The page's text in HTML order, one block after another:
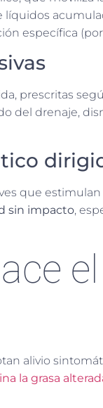
específica
prescritas
del drenaje,
que
sin impacto,
alivio
la grasa